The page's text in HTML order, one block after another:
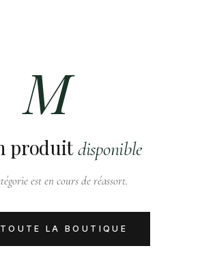
M
produitdisponible
est en cours de réassort.
LA BOUTIQUE